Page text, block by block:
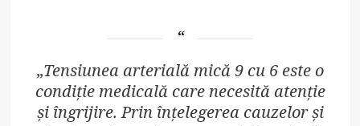
„Tensiunea arterială mică 9 cu 6 este o
condiție medicală care necesită atenție
și îngrijire. Prin înțelegerea cauzelor și